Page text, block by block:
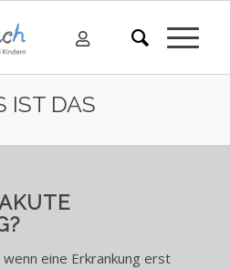
IST DAS
wenn eine Erkrankung erst